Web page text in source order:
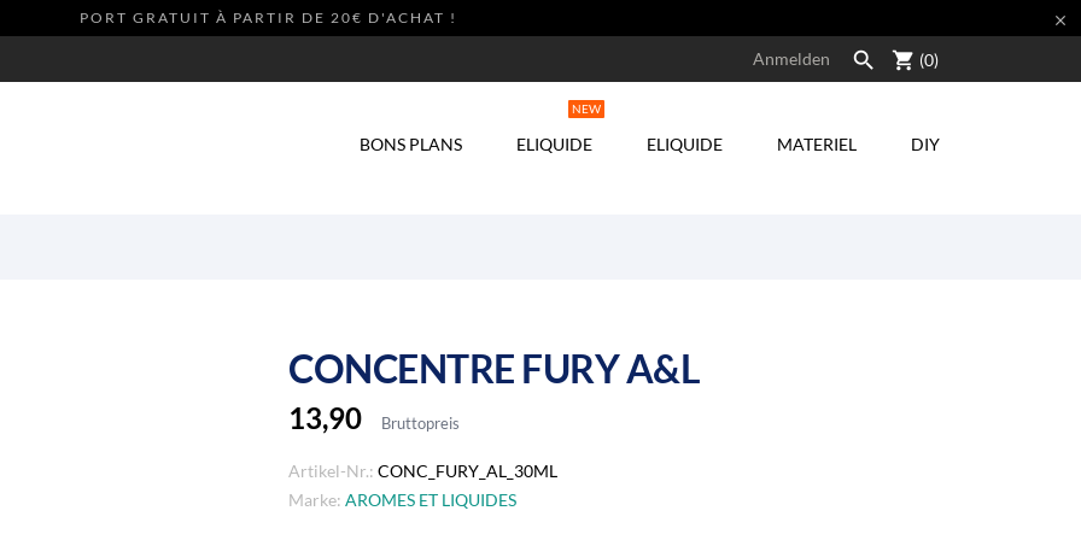
PORT GRATUIT À PARTIR DE 20€ D'ACHAT ! 
Anmelden  shopping_cart (0)
BONS PLANS ELIQUIDE
NEW
ELIQUIDE MATERIEL DIY
CONCENTRE FURY A&L
13,90 Bruttopreis
Artikel-Nr.: CONC_FURY_AL_30ML
Marke: AROMES ET LIQUIDES